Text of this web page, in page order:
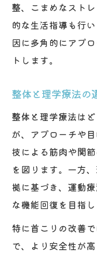
整、こまめなスト
的な生活指導も行
因に多角的にアプ
トします。
整体と理学療法の
整体と理学療法は
が、アプローチや
技による筋肉や関
を図ります。一方
拠に基づき、運動
な機能回復を目指し
特に首こりの改善
で、より安全性が